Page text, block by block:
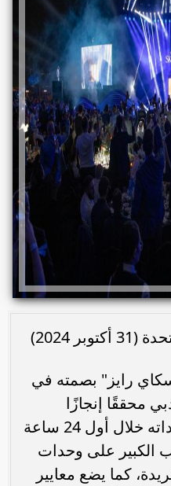
2024)
رايز" بصمته في
محققًا إنجازًا
استثنائيًا ببيع 50% من وحداته خلال أول 24 ساعة
الكبير على وحدات
كما يضع معايير